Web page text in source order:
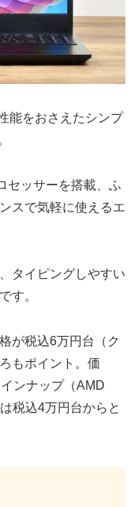
能をおさえたシンプ
セッサーを搭載、ふ
スで気軽に使えるエ
タイピングしやすい
す。
が税込6万円台（ク
もポイント。価
ンナップ（AMD
税込4万円台からと